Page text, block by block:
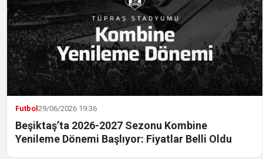
Futbol29/06/2026 19:36
Beşiktaş’ta 2026-2027 Sezonu Kombine
Yenileme Dönemi Başlıyor: Fiyatlar Belli Oldu